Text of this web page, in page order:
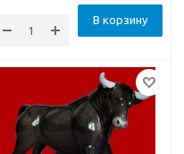
В корзину